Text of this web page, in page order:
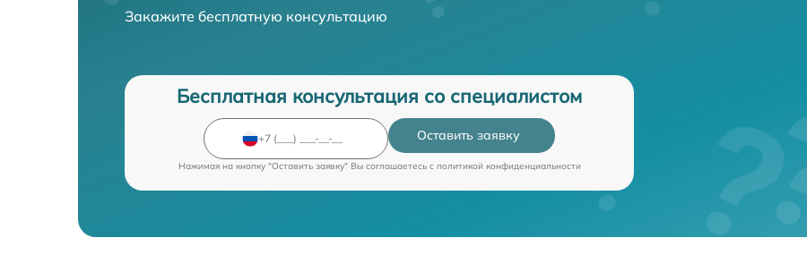
Закажите бесплатную консультацию
Бесплатная консультация со специалистом
Оставить заявку
Нажимая на кнопку "Оставить заявку" Вы соглашаетесь c политикой конфиденциальности